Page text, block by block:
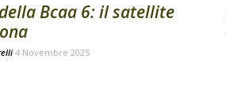
Bcaa 6: il satellite
4 Novembre 2025